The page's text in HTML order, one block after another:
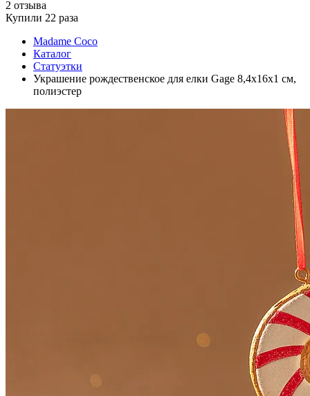
2 отзыва
Купили 22 раза
Madame Coco
Каталог
Статуэтки
Украшение рождественское для елки Gage 8,4x16x1 см,
полиэстер